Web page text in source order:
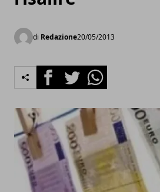
di Redazione20/05/2013
FacebookTwitterWhatsapp